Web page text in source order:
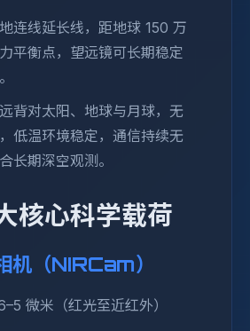
连线延长线，距地球 150 万
平衡点，望远镜可长期稳定
背对太阳、地球与月球，无
低温环境稳定，通信持续无
长期深空观测。
核心科学载荷
机（NIRCam）
微米（红光至近红外）